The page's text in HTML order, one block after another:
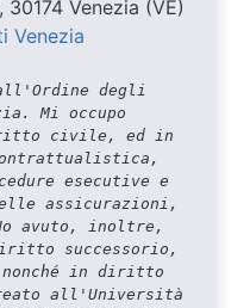
30174 Venezia (VE)
Venezia
degli
Mi occupo
civile, ed in
esecutive e
assicurazioni,
avuto, inoltre,
successorio,
in diritto
all'Università